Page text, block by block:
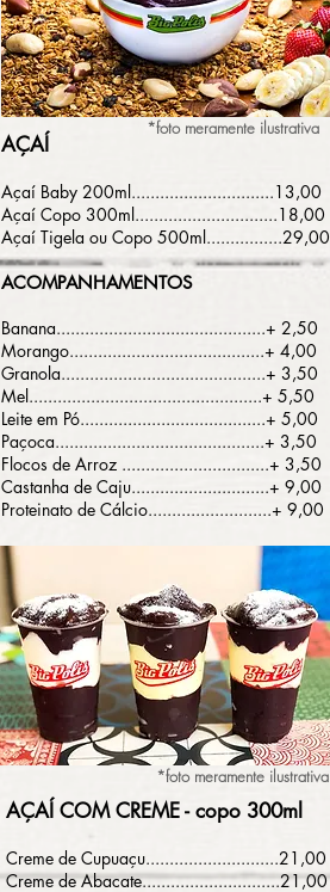
AÇAÍ
Açaí Baby 200ml..............................13,00
Açaí Copo 300ml..............................18,00
Açaí Tigela ou Copo 500ml................29,00
ACOMPANHAMENTOS
Banana............................................+ 2,50
Morango.........................................+ 4,00
Granola...........................................+ 3,50
Mel.................................................+ 5,50
Leite em Pó.......................................+ 5,00
Paçoca............................................+ 3,50
Flocos de Arroz ...............................+ 3,50
Castanha de Caju.............................+ 9,00
Proteinato de Cálcio..........................+ 9,00
*foto meramente ilustrativa
*foto meramente ilustrativa
AÇAÍ COM CREME - copo 300ml
Creme de Cupuaçu............................21 ,00
Creme de Abacate.............................21,00